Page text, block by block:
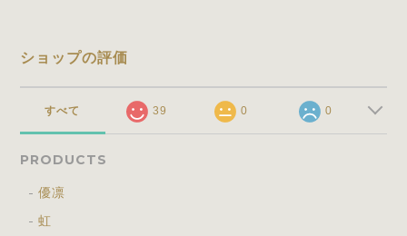
ショップの評価
すべて 39 0 0
PRODUCTS
優凛
虹